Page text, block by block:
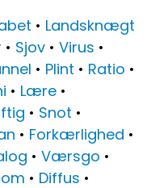
• Landsknægt
• Sjov • Virus •
• Plint • Ratio •
• Lære •
• Snot •
• Forkærlighed •
• Værsgo •
• Diffus •